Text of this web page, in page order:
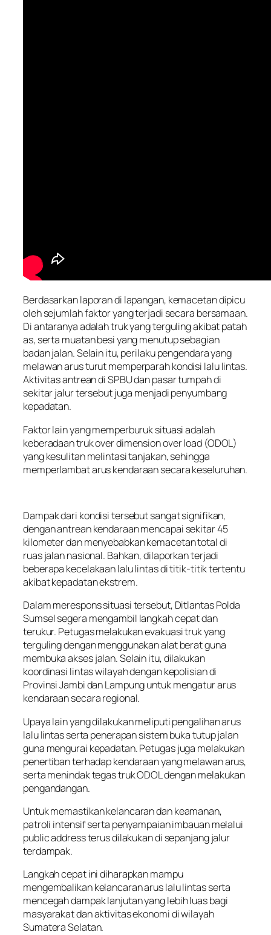
Berdasarkan laporan di lapangan, kemacetan dipicu
oleh sejumlah faktor yang terjadi secara bersamaan.
Di antaranya adalah truk yang terguling akibat patah
as, serta muatan besi yang menutup sebagian
badan jalan. Selain itu, perilaku pengendara yang
melawan arus turut memperparah kondisi lalu lintas.
Aktivitas antrean di SPBU dan pasar tumpah di
sekitar jalur tersebut juga menjadi penyumbang
kepadatan.
Faktor lain yang memperburuk situasi adalah
keberadaan truk over dimension over load (ODOL)
yang kesulitan melintasi tanjakan, sehingga
memperlambat arus kendaraan secara keseluruhan.
Dampak dari kondisi tersebut sangat signifikan,
dengan antrean kendaraan mencapai sekitar 45
kilometer dan menyebabkan kemacetan total di
ruas jalan nasional. Bahkan, dilaporkan terjadi
beberapa kecelakaan lalu lintas di titik-titik tertentu
akibat kepadatan ekstrem.
Dalam merespons situasi tersebut, Ditlantas Polda
Sumsel segera mengambil langkah cepat dan
terukur. Petugas melakukan evakuasi truk yang
terguling dengan menggunakan alat berat guna
membuka akses jalan. Selain itu, dilakukan
koordinasi lintas wilayah dengan kepolisian di
Provinsi Jambi dan Lampung untuk mengatur arus
kendaraan secara regional.
Upaya lain yang dilakukan meliputi pengalihan arus
lalu lintas serta penerapan sistem buka tutup jalan
guna mengurai kepadatan. Petugas juga melakukan
penertiban terhadap kendaraan yang melawan arus,
serta menindak tegas truk ODOL dengan melakukan
pengandangan.
Untuk memastikan kelancaran dan keamanan,
patroli intensif serta penyampaian imbauan melalui
public address terus dilakukan di sepanjang jalur
terdampak.
Langkah cepat ini diharapkan mampu
mengembalikan kelancaran arus lalu lintas serta
mencegah dampak lanjutan yang lebih luas bagi
masyarakat dan aktivitas ekonomi di wilayah
Sumatera Selatan.